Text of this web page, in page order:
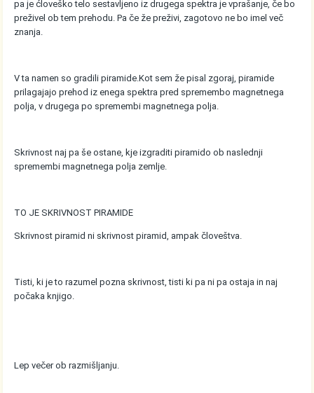
pa je ćloveško telo sestavljeno iz drugega spektra je vprašanje, če bo
preživel ob tem prehodu. Pa če že preživi, zagotovo ne bo imel več
znanja.
V ta namen so gradili piramide.Kot sem že pisal zgoraj, piramide
prilagajajo prehod iz enega spektra pred spremembo magnetnega
polja, v drugega po spremembi magnetnega polja.
Skrivnost naj pa še ostane, kje izgraditi piramido ob naslednji
spremembi magnetnega polja zemlje.
TO JE SKRIVNOST PIRAMIDE
Skrivnost piramid ni skrivnost piramid, ampak človeštva.
Tisti, ki je to razumel pozna skrivnost, tisti ki pa ni pa ostaja in naj
počaka knjigo.
Lep večer ob razmišljanju.